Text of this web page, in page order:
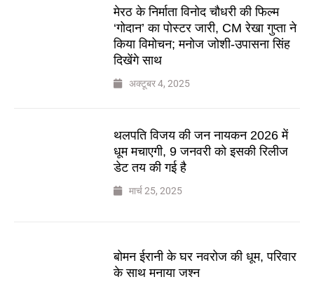
मेरठ के निर्माता विनोद चौधरी की फिल्म
‘गोदान’ का पोस्टर जारी, CM रेखा गुप्ता ने
किया विमोचन; मनोज जोशी-उपासना सिंह
दिखेंगे साथ
अक्टूबर 4, 2025
थलपति विजय की जन नायकन 2026 में
धूम मचाएगी, 9 जनवरी को इसकी रिलीज
डेट तय की गई है
मार्च 25, 2025
बोमन ईरानी के घर नवरोज की धूम, परिवार
के साथ मनाया जश्न